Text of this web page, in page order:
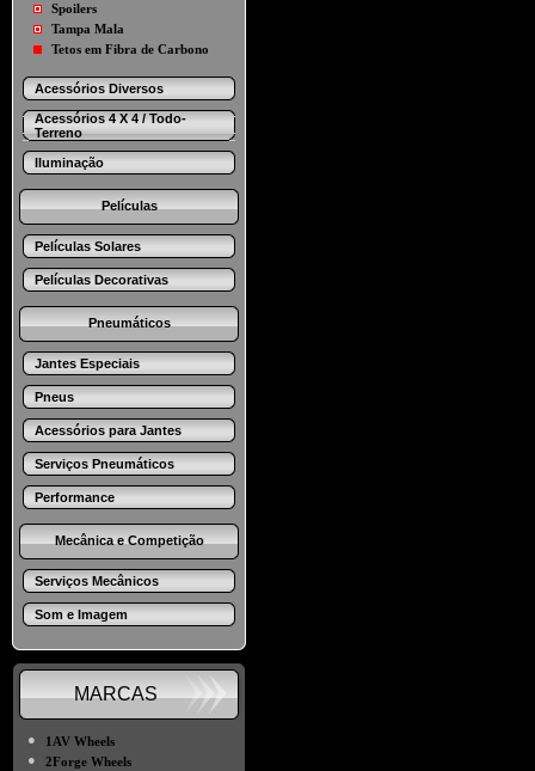
Spoilers
Tampa Mala
Tetos em Fibra de Carbono
Acessórios Diversos
Acessórios 4 X 4 / Todo-
Terreno
Iluminação
Películas
Películas Solares
Películas Decorativas
Pneumáticos
Jantes Especiais
Pneus
Acessórios para Jantes
Serviços Pneumáticos
Performance
Mecânica e Competição
Serviços Mecânicos
Som e Imagem
MARCAS
●
1AV Wheels
●
2Forge Wheels